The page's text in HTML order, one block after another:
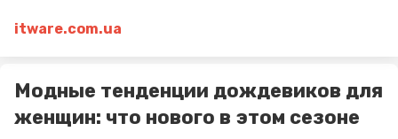
itware.com.ua
Модные тенденции дождевиков для
женщин: что нового в этом сезоне